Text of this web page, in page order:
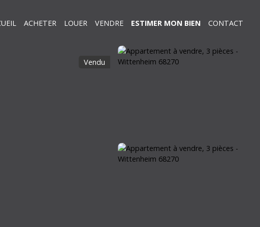
ACHETER LOUER VENDRE ESTIMER MON BIEN CONTACT
Vendu